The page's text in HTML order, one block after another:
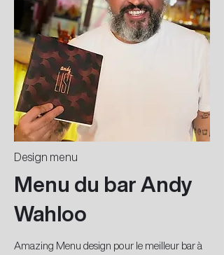
Design menu
Menu du bar Andy
Wahloo
Amazing Menu design pour le meilleur bar à